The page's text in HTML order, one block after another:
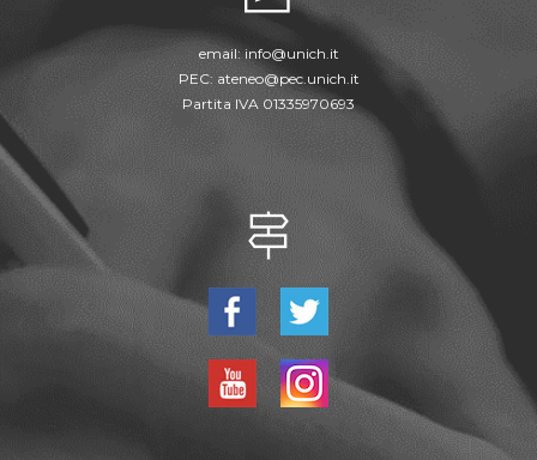
email:info@unich.it
PEC: ateneo@pec.unich.it
Partita IVA 01335970693